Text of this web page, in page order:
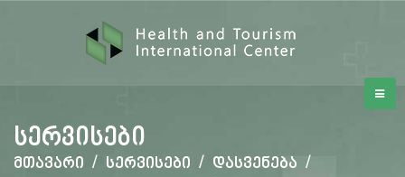
სერვისები
მთავარი / სერვისები / დასვენება /